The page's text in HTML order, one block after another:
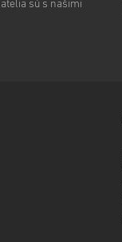
sú s našimi